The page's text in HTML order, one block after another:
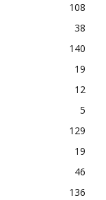
108
38
140
19
12
5
129
19
46
136